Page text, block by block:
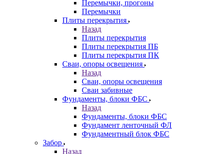
Перемычки, прогоны
Перемычки
Плиты перекрытия
Назад
Плиты перекрытия
Плиты перекрытия ПБ
Плиты перекрытия ПК
Сваи, опоры освещения
Назад
Сваи, опоры освещения
Сваи забивные
Фундаменты, блоки ФБС
Назад
Фундаменты, блоки ФБС
Фундамент ленточный ФЛ
Фундаментный блок ФБС
Забор
Назад